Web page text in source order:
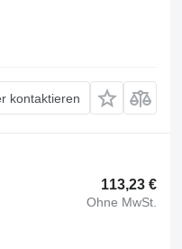
kontaktieren
113,23 €
Ohne MwSt.